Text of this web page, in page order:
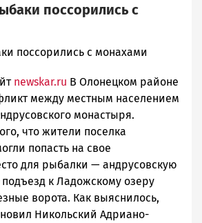
поссорились с
поссорились с монахами
newskar.ru В Олонецком районе
между местным населением
монастыря.
что жители поселка
попасть на свое
для рыбалки — андрусовскую
подъезд к Ладожскому озеру
ворота. Как выяснилось,
Никольский Адриано-